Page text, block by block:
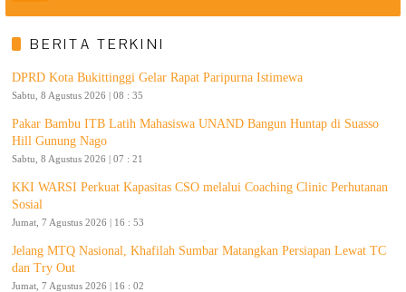
BERITA TERKINI
DPRD Kota Bukittinggi Gelar Rapat Paripurna Istimewa
Sabtu, 8 Agustus 2026 | 08 : 35
Pakar Bambu ITB Latih Mahasiswa UNAND Bangun Huntap di Suasso
Hill Gunung Nago
Sabtu, 8 Agustus 2026 | 07 : 21
KKI WARSI Perkuat Kapasitas CSO melalui Coaching Clinic Perhutanan
Sosial
Jumat, 7 Agustus 2026 | 16 : 53
Jelang MTQ Nasional, Khafilah Sumbar Matangkan Persiapan Lewat TC
dan Try Out
Jumat, 7 Agustus 2026 | 16 : 02